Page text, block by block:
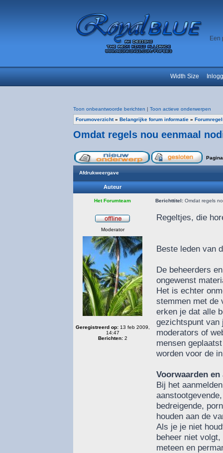
Een
Width Size
Toon onbeantwoorde berichten | Toon actieve onderwerpen
Forumoverzicht» Belangrijke forum informatie »
Omdat regels nou eenmaal
Afdrukweergave
Auteur
Het Forumteam Berichttitel: Omdat regels
Moderator
Geregistreerd op:13 feb 2009,
14:47
Berichten:2
Regeltjes, die
Beste leden van
De beheerders
ongewenst
Het is echter
stemmen met de
erken je dat alle
gezichtspunt van
moderators of
mensen
worden voor de
Voorwaarden
Bij het
bedreigende,
houden aan de
Als je je niet
beheer niet
meteen en